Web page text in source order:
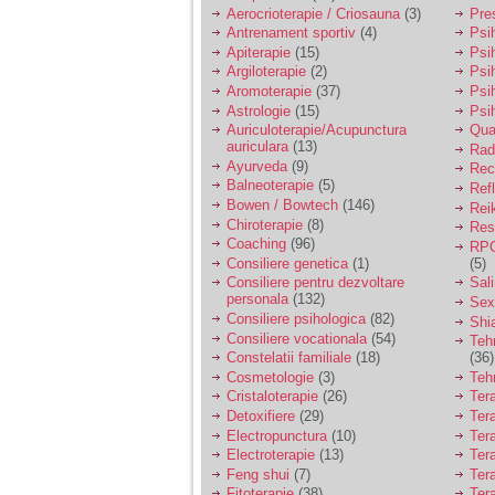
nevoie de un psiholog
sau psihiatru.
Sunt casatorita, am
31 de ani si un copil in
varsta de 2 ani care
mi-e lumina ochilor.
De ceva timp simt ca
mi s-a adunat
oboseala, o oboseala
cronica de care nu pot
scapa si simt ca din
cauza ei nu pot
controla nervii si
cateodata are copilul
de suferit.
Am o bariera peste
care nu pot trece:
prietena mea a ramas
insarcinata cu o fata.
Am fost de comun
acord sa facem un
copil, cu gandul ca e
baiat.
Aerocrioterapie / Criosauna (3)
Antrenament sportiv (4)
Apiterapie (15)
Argiloterapie (2)
Aromoterapie (37)
Astrologie (15)
Auriculoterapie/Acupunctura
auriculara(13)
Ayurveda (9)
Balneoterapie (5)
Bowen / Bowtech (146)
Chiroterapie (8)
Coaching (96)
Consiliere genetica (1)
Consiliere pentru dezvoltare
personala(132)
Consiliere psihologica (82)
Consiliere vocationala (54)
Constelatii familiale (18)
Cosmetologie (3)
Cristaloterapie (26)
Detoxifiere (29)
Electropunctura (10)
Electroterapie (13)
Feng shui (7)
(5)
(36)